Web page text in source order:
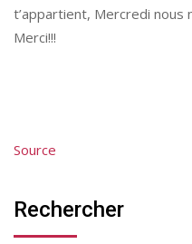
t’appartient, Mercredi nous
Merci!!!
Source
Rechercher